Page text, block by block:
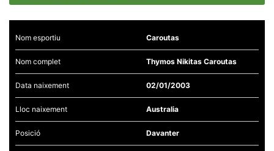
Nom esportiu Caroutas
Nom complet Thymos Nikitas Caroutas
Data naixement 02/01/2003
Lloc naixement Australia
Posició Davanter